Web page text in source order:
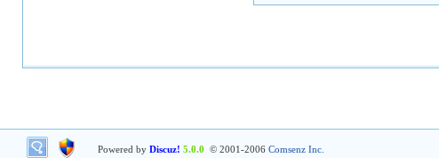
Powered by Discuz! 5.0.0 © 2001-2006 Comsenz Inc.